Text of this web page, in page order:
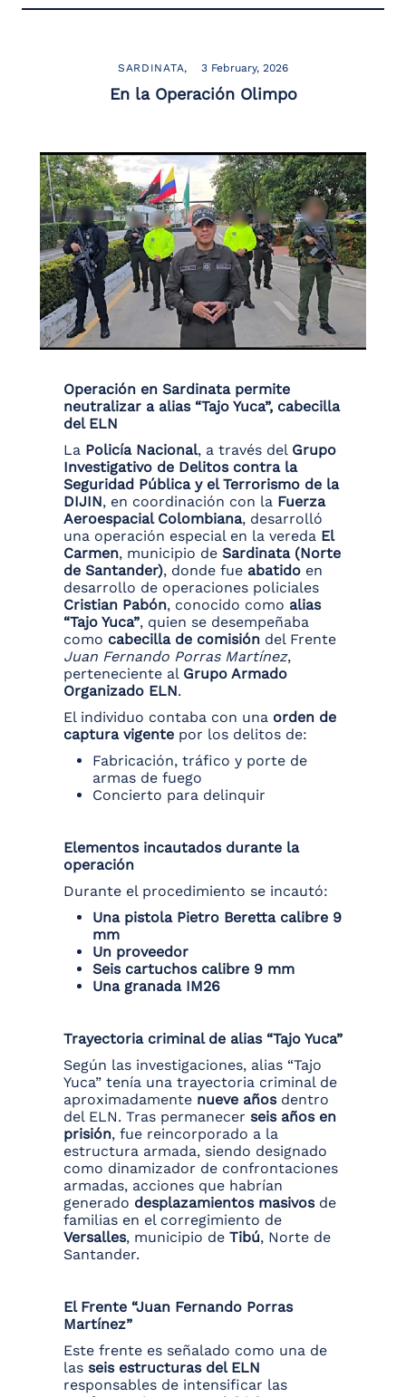
SARDINATA 3 February, 2026
En la Operación Olimpo
Operación en Sardinata permite
neutralizar a alias “Tajo Yuca”, cabecilla
del ELN
La Policía Nacional, a través del Grupo
Investigativo de Delitos contra la
Seguridad Pública y el Terrorismo de la
DIJIN, en coordinación con la Fuerza
Aeroespacial Colombiana, desarrolló
una operación especial en la vereda El
Carmen, municipio de Sardinata (Norte
de Santander), donde fue abatido en
desarrollo de operaciones policiales
Cristian Pabón, conocido como alias
“Tajo Yuca”, quien se desempeñaba
como cabecilla de comisión del Frente
Juan Fernando Porras Martínez,
perteneciente al Grupo Armado
Organizado ELN.
El individuo contaba con una orden de
captura vigente por los delitos de:
Fabricación, tráfico y porte de
armas de fuego
Concierto para delinquir
Elementos incautados durante la
operación
Durante el procedimiento se incautó:
Una pistola Pietro Beretta calibre 9
mm
Un proveedor
Seis cartuchos calibre 9 mm
Una granada IM26
Trayectoria criminal de alias “Tajo Yuca”
Según las investigaciones, alias “Tajo
Yuca” tenía una trayectoria criminal de
aproximadamente nueve añosdentro
del ELN. Tras permanecer seis años en
prisión, fue reincorporado a la
estructura armada, siendo designado
como dinamizador de confrontaciones
armadas, acciones que habrían
generado desplazamientos masivosde
familias en el corregimiento de
Versalles, municipio de Tibú, Norte de
Santander.
El Frente “Juan Fernando Porras
Martínez”
Este frente es señalado como una de
las seis estructuras del ELN
responsables de intensificar las